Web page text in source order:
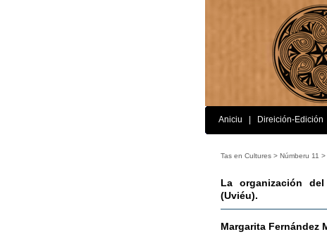
Aniciu Direición-Edición
Tas en Cultures > Númberu 11 >
La organización
(Uviéu).
Margarita Fernández